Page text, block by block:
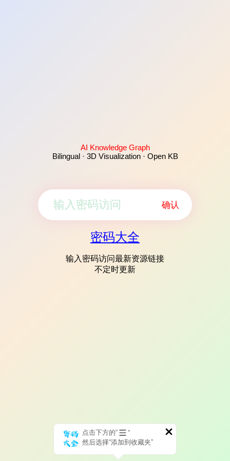
AI Knowledge Graph
Bilingual · 3D Visualization · Open KB
确认
密码大全
输入密码访问最新资源链接
不定时更新
点击下方的“
”
然后选择“添加到收藏夹”